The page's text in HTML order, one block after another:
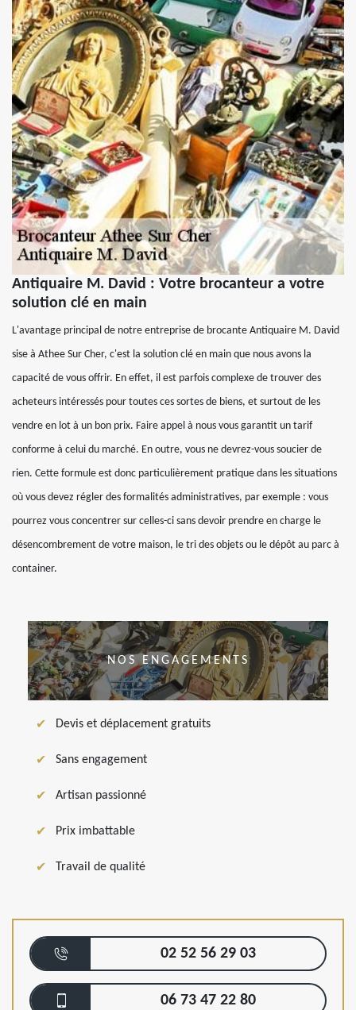
Antiquaire M. David : Votre brocanteur a votre
solution clé en main
L'avantage principal de notre entreprise de brocante Antiquaire M. David
sise à Athee Sur Cher, c'est la solution clé en main que nous avons la
capacité de vous offrir. En effet, il est parfois complexe de trouver des
acheteurs intéressés pour toutes ces sortes de biens, et surtout de les
vendre en lot à un bon prix. Faire appel à nous vous garantit un tarif
conforme à celui du marché. En outre, vous ne devrez-vous soucier de
rien. Cette formule est donc particulièrement pratique dans les situations
où vous devez régler des formalités administratives, par exemple : vous
pourrez vous concentrer sur celles-ci sans devoir prendre en charge le
désencombrement de votre maison, le tri des objets ou le dépôt au parc à
container.
NOS ENGAGEMENTS
Devis et déplacement gratuits
Sans engagement
Artisan passionné
Prix imbattable
Travail de qualité
02 52 56 29 03
06 73 47 22 80